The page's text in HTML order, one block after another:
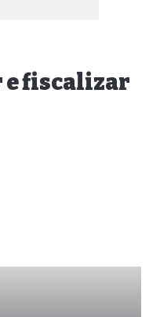
e fiscalizar